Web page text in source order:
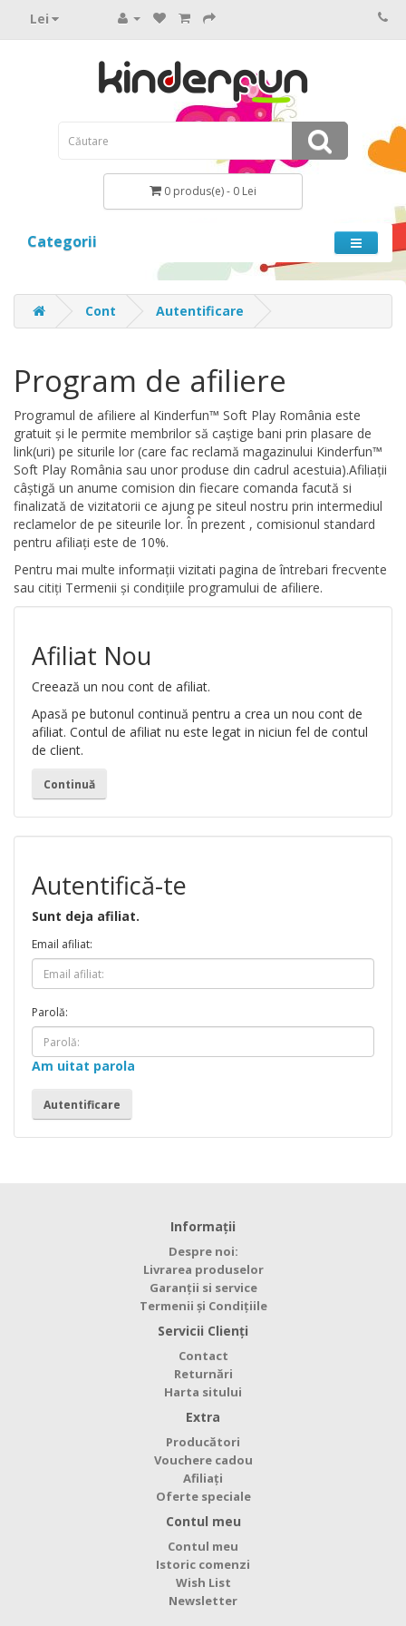
Lei
0 produs(e) - 0 Lei
Categorii
Cont Autentificare
Program de afiliere
Programul de afiliere al Kinderfun™ Soft Play România este
gratuit și le permite membrilor să caștige bani prin plasare de
link(uri) pe siturile lor (care fac reclamă magazinului Kinderfun™
Soft Play România sau unor produse din cadrul acestuia).Afiliații
câștigă un anume comision din fiecare comanda facută si
finalizată de vizitatorii ce ajung pe siteul nostru prin intermediul
reclamelor de pe siteurile lor. În prezent , comisionul standard
pentru afiliați este de 10%.
Pentru mai multe informații vizitati pagina de întrebari frecvente
sau citiți Termenii și condițiile programului de afiliere.
Afiliat Nou
Creează un nou cont de afiliat.
Apasă pe butonul continuă pentru a crea un nou cont de
afiliat. Contul de afiliat nu este legat in niciun fel de contul
de client.
Continuă
Autentifică-te
Sunt deja afiliat.
Email afiliat:
Parolă:
Am uitat parola
Informaţii
Despre noi:
Livrarea produselor
Garanții si service
Termenii și Condițiile
Servicii Clienţi
Contact
Returnări
Harta sitului
Extra
Producători
Vouchere cadou
Afiliaţi
Oferte speciale
Contul meu
Contul meu
Istoric comenzi
Wish List
Newsletter